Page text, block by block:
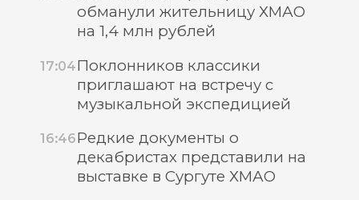
обманули жительницу ХМАО
на 1,4 млн рублей
17:04Поклонников классики
приглашают на встречу с
музыкальной экспедицией
16:46Редкие документы о
декабристах представили на
выставке в Сургуте ХМАО